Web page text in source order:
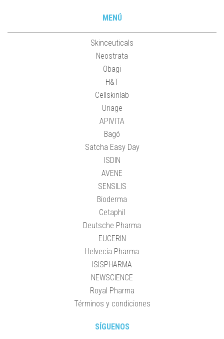
MENÚ
Skinceuticals
Neostrata
Obagi
H&T
Cellskinlab
Uriage
APIVITA
Bagó
Satcha Easy Day
ISDIN
AVENE
SENSILIS
Bioderma
Cetaphil
Deutsche Pharma
EUCERIN
Helvecia Pharma
ISISPHARMA
NEWSCIENCE
Royal Pharma
Términos y condiciones
SÍGUENOS